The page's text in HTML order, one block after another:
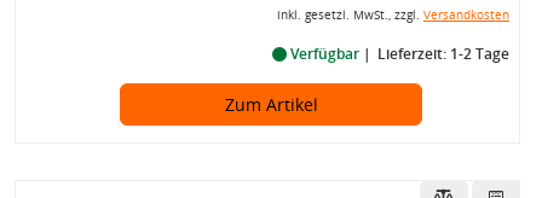
inkl. gesetzl. MwSt., zzgl. Versandkosten
Verfügbar Lieferzeit: 1-2 Tage
Zum Artikel